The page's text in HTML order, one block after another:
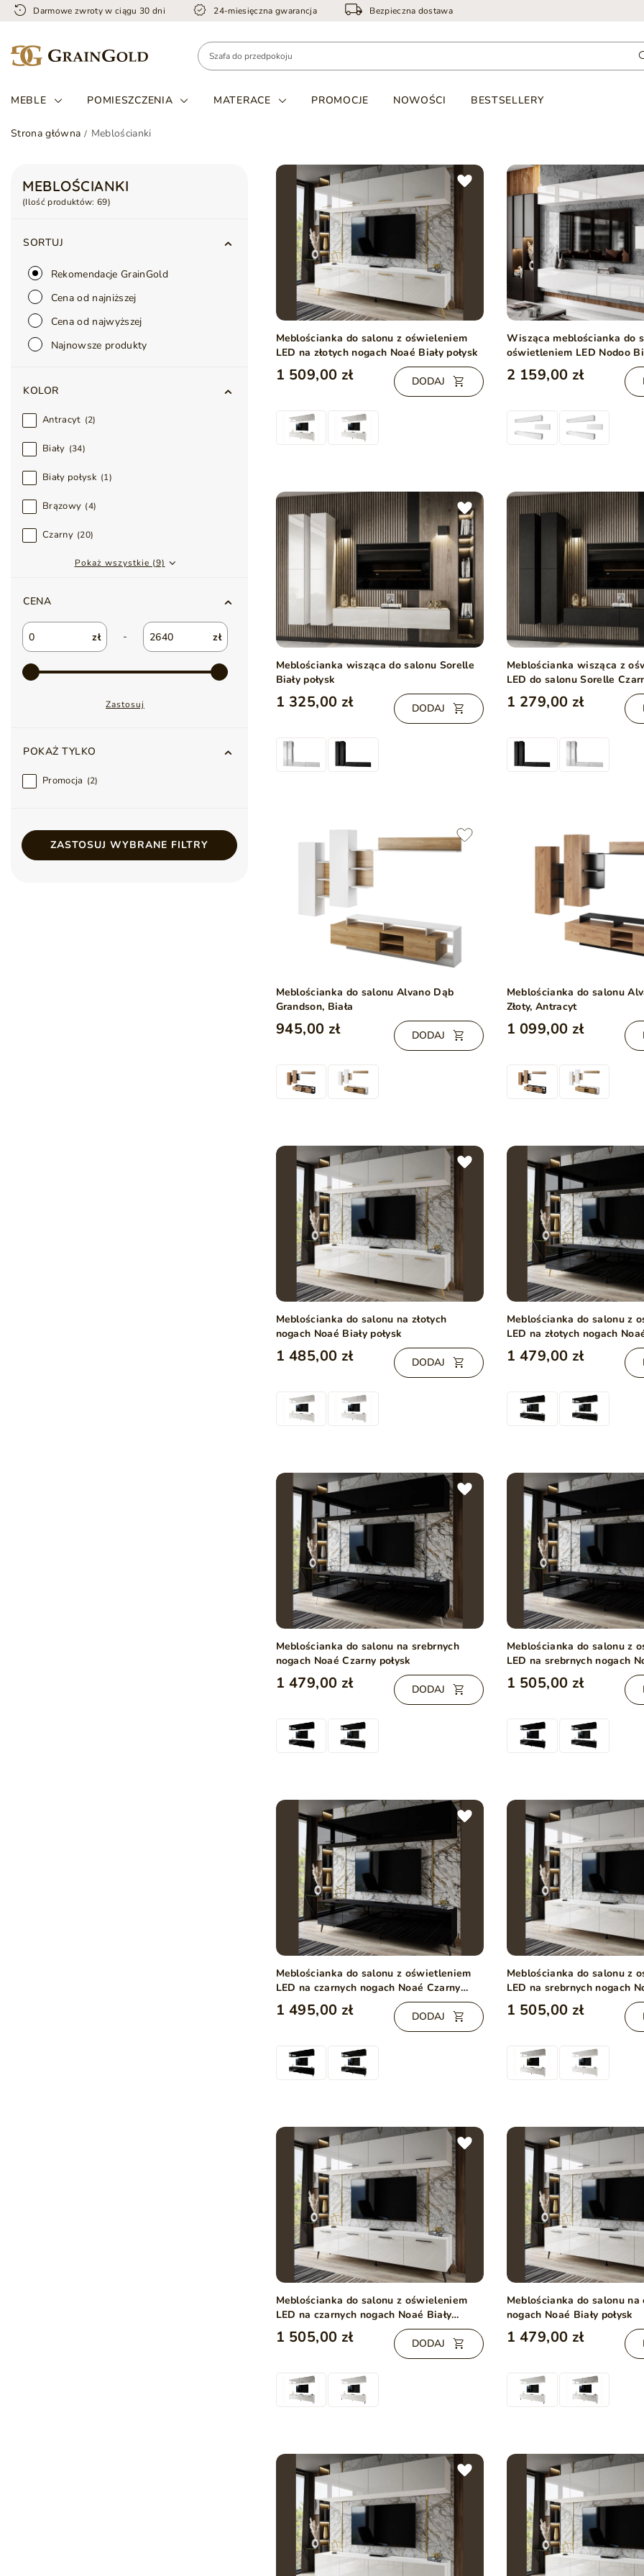
Darmowe zwroty w ciągu 30 dni 24-miesięczna gwarancja Bezpieczna dostawa
MEBLE POMIESZCZENIA MATERACE PROMOCJE NOWOŚCI BESTSELLERY
Strona główna Meblościanki
MEBLOŚCIANKI
(Ilość produktów: 69)
SORTUJ
Rekomendacje GrainGold
Cena od najniższej
Cena od najwyższej
Najnowsze produkty
KOLOR
Antracyt 2
Biały 34
Biały połysk 1
Brązowy 4
Czarny 20
Pokaż wszystkie (9)
CENA
zł - zł
Zastosuj
POKAŻ TYLKO
Promocja 2
ZASTOSUJ WYBRANE FILTRY
Meblościanka do salonu z oświeleniem
LED na złotych nogach Noaé Biały połysk
1 509,00 zł DODAJ
Wisząca meblościanka do
oświetleniem LED Nodoo
2 159,00 zł
Meblościanka wisząca do salonu Sorelle
Biały połysk
1 325,00 zł DODAJ
Meblościanka wisząca z
LED do salonu Sorelle
1 279,00 zł
Meblościanka do salonu Alvano Dąb
Grandson, Biała
945,00 zł DODAJ
Meblościanka do salonu
Złoty, Antracyt
1 099,00 zł
Meblościanka do salonu na złotych
nogach Noaé Biały połysk
1 485,00 zł DODAJ
Meblościanka do salonu z
LED na złotych nogach
połysk
1 479,00 zł
Meblościanka do salonu na srebrnych
nogach Noaé Czarny połysk
1 479,00 zł DODAJ
Meblościanka do salonu z
LED na srebrnych nogach
połysk
1 505,00 zł
Meblościanka do salonu z oświetleniem
LED na czarnych nogach Noaé Czarny
połysk
1 495,00 zł DODAJ
Meblościanka do salonu z
LED na srebrnych nogach
połysk
1 505,00 zł
Meblościanka do salonu z oświeleniem
LED na czarnych nogach Noaé Biały
połysk
1 505,00 zł DODAJ
Meblościanka do salonu na
nogach Noaé Biały połysk
1 479,00 zł